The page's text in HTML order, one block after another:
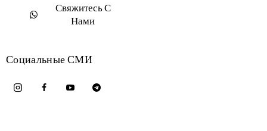
Свяжитесь С
Нами
Социальные СМИ